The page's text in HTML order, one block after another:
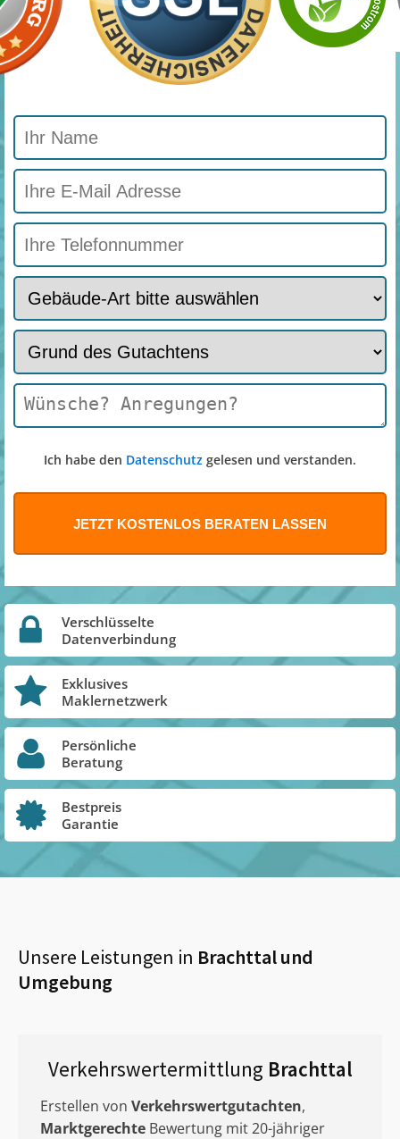
Ich habe den Datenschutz gelesen und verstanden.
Verschlüsselte
Datenverbindung
Exklusives
Maklernetzwerk
Persönliche
Beratung
Bestpreis
Garantie
Unsere Leistungen in Brachttalund
Umgebung
Verkehrswertermittlung Brachttal
Erstellen von Verkehrswertgutachten,
Marktgerechte Bewertung mit 20-jähriger